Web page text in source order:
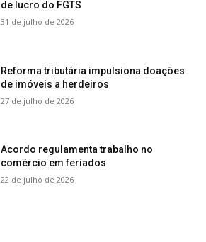
de lucro do FGTS
31 de julho de 2026
Reforma tributária impulsiona doações
de imóveis a herdeiros
27 de julho de 2026
Acordo regulamenta trabalho no
comércio em feriados
22 de julho de 2026